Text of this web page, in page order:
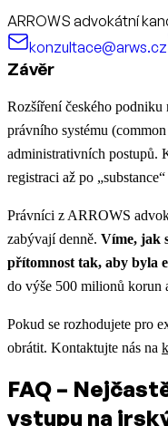
ARROWS advokátní
konzultace@arws.cz
Závěr
Rozšíření českého
právního systému
administrativních postupů.
registraci až po
Právníci z ARROWS
zabývají denně. Víme, jak
přítomnost tak, aby byla
do výše 500 milionů korun
Pokud se rozhodujete pro
obrátit. Kontaktujte nás na
FAQ –
vstupu na